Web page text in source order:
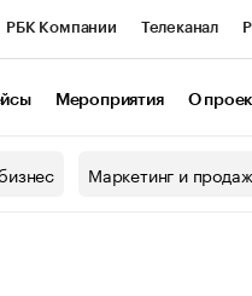
РБК Компании Телеканал
Мероприятия О
Маркетинг и